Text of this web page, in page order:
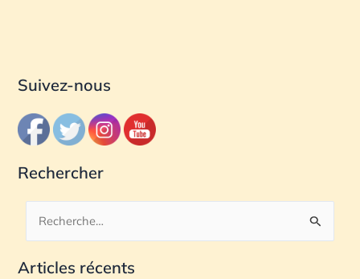
Suivez-nous
Rechercher
c
Articles récents